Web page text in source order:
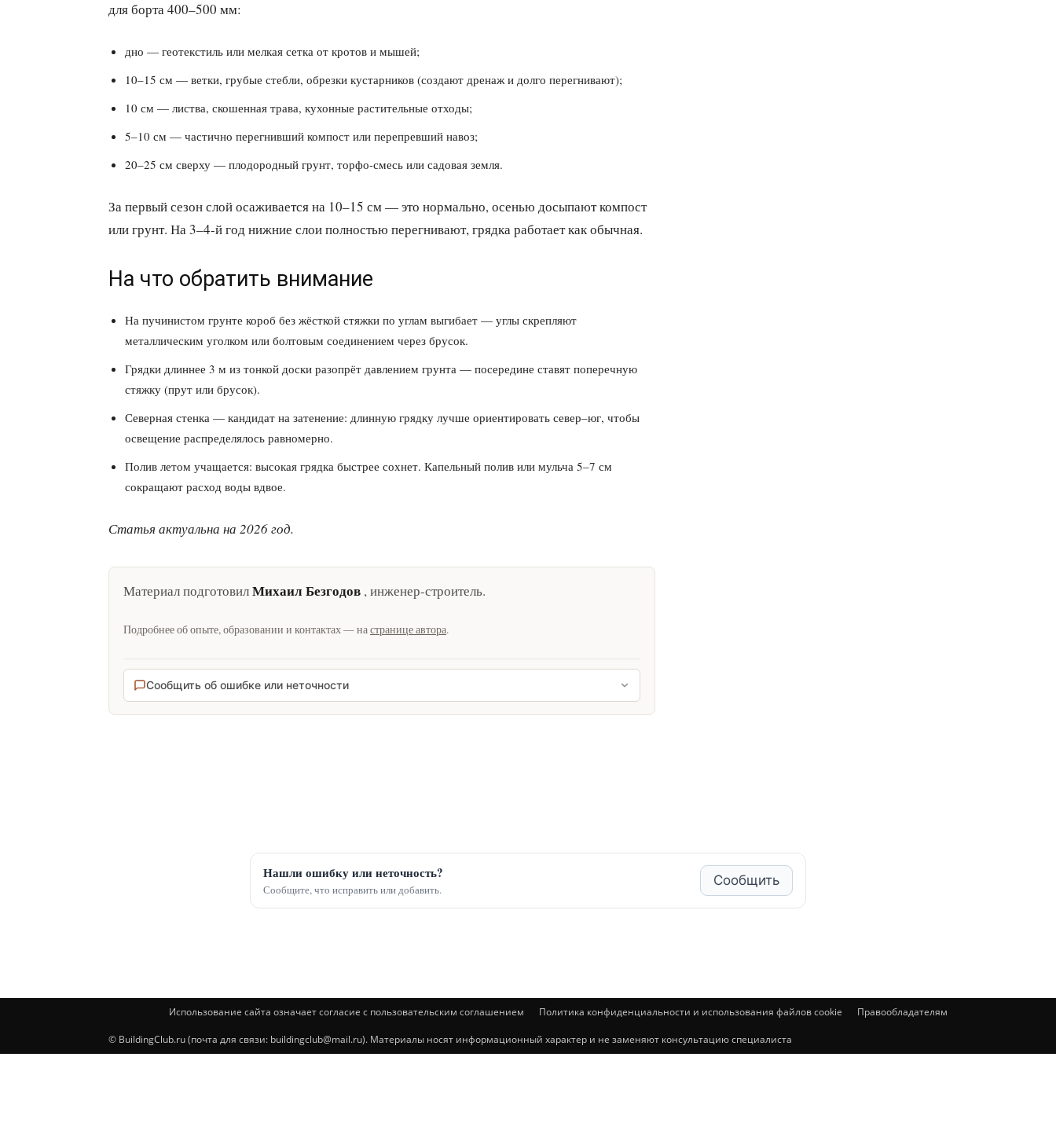
для борта 400–500 мм:
дно — геотекстиль или мелкая сетка от кротов и мышей;
10–15 см — ветки, грубые стебли, обрезки кустарников (создают дренаж и долго перегнивают);
10 см — листва, скошенная трава, кухонные растительные отходы;
5–10 см — частично перегнивший компост или перепревший навоз;
20–25 см сверху — плодородный грунт, торфо-смесь или садовая земля.
За первый сезон слой осаживается на 10–15 см — это нормально, осенью досыпают компост
или грунт. На 3–4-й год нижние слои полностью перегнивают, грядка работает как обычная.
На что обратить внимание
На пучинистом грунте короб без жёсткой стяжки по углам выгибает — углы скрепляют
металлическим уголком или болтовым соединением через брусок.
Грядки длиннее 3 м из тонкой доски разопрёт давлением грунта — посередине ставят поперечную
стяжку (прут или брусок).
Северная стенка — кандидат на затенение: длинную грядку лучше ориентировать север–юг, чтобы
освещение распределялось равномерно.
Полив летом учащается: высокая грядка быстрее сохнет. Капельный полив или мульча 5–7 см
сокращают расход воды вдвое.
Статья актуальна на 2026 год.
Материал подготовилМихаил Безгодов , инженер-строитель.
Подробнее об опыте, образовании и контактах — настранице автора.
Сообщить об ошибке или неточности
Нашли ошибку или неточность?
Сообщите, что исправить или добавить.
Сообщить
Использование сайта означает согласие с пользовательским соглашением Политика конфиденциальности и использования файлов cookie Правообладателям
© BuildingClub.ru (почта для связи: buildingclub@mail.ru). Материалы носят информационный характер и не заменяют консультацию специалиста